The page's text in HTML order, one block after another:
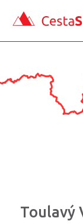
Toulavý